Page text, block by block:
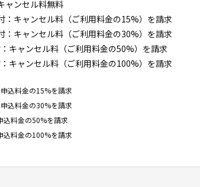
ャンセル料無料
：キャンセル料（ご利用料金の15%）を請求
：キャンセル料（ご利用料金の30%）を請求
キャンセル料（ご利用料金の50%）を請求
キャンセル料（ご利用料金の100%）を請求
込料金の15%を請求
込料金の30%を請求
料金の50%を請求
料金の100%を請求